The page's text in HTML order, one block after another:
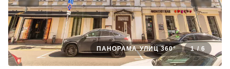
1/ 6
ПАНОРАМА УЛИЦ 360°